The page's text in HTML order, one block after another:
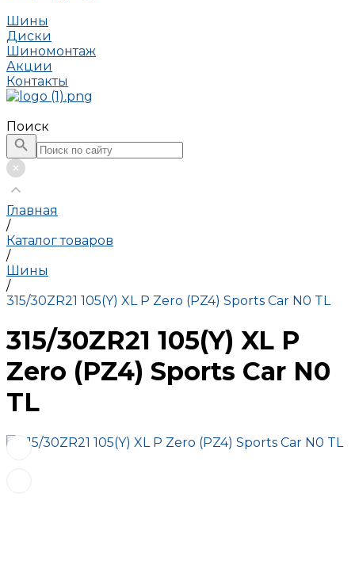
Шины
Диски
Шиномонтаж
Акции
Контакты
Поиск
Главная
/
Каталог товаров
/
Шины
/
315/30ZR21 105(Y) XL P Zero (PZ4) Sports Car N0 TL
315/30ZR21 105(Y) XL P
Zero (PZ4) Sports Car N0
TL